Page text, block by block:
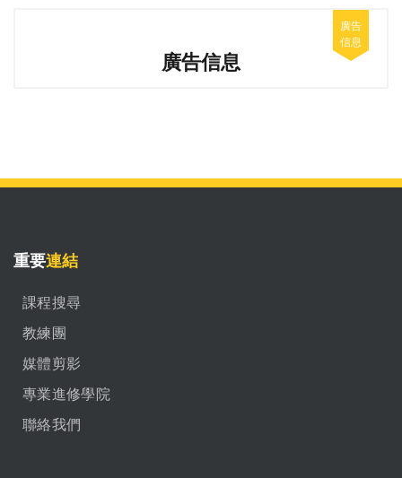
廣告信息
重要連結
課程搜尋
教練團
媒體剪影
專業進修學院
聯絡我們